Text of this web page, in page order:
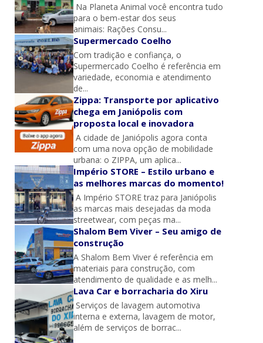
Na Planeta Animal você encontra tudo
para o bem-estar dos seus
animais: Rações Consu...
Supermercado Coelho
Com tradição e confiança, o
Supermercado Coelho é referência em
variedade, economia e atendimento
de...
Zippa: Transporte por aplicativo
chega em Janiópolis com
proposta local e inovadora
A cidade de Janiópolis agora conta
com uma nova opção de mobilidade
urbana: o ZIPPA, um aplica...
Império STORE – Estilo urbano e
as melhores marcas do momento!
A Império STORE traz para Janiópolis
as marcas mais desejadas da moda
streetwear, com peças ma...
Shalom Bem Viver – Seu amigo de
construção
A Shalom Bem Viver é referência em
materiais para construção, com
atendimento de qualidade e as melh...
Lava Car e borracharia do Xiru
Serviços de lavagem automotiva
interna e externa, lavagem de motor,
além de serviços de borrac...